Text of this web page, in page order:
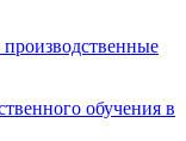
обучения в